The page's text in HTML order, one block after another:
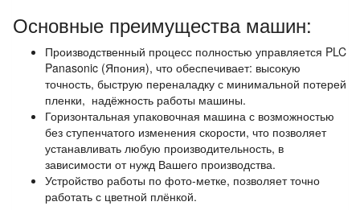
Основные преимущества машин:
Производственный процесс полностью управляется PLC
Panasonic (Япония), что обеспечивает: высокую
точность, быструю переналадку с минимальной потерей
пленки, надёжность работы машины.
Горизонтальная упаковочная машина с возможностью
без ступенчатого изменения скорости, что позволяет
устанавливать любую производительность, в
зависимости от нужд Вашего производства.
Устройство работы по фото-метке, позволяет точно
работать с цветной плёнкой.